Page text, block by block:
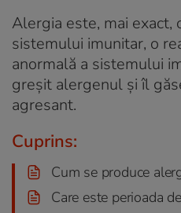
Alergia este, mai exact,
sistemului imunitar, o
anormală a sistemului
greșit alergenul și îl
agresant.
Cuprins:
Cum se produce
Care este perioada